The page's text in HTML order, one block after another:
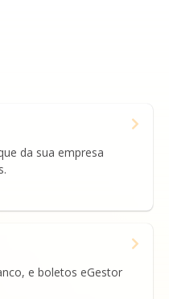
da sua empresa
e boletos eGestor